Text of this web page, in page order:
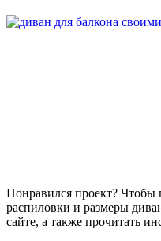
Понравился проект?
распиловки и размеры
сайте, а также прочитать